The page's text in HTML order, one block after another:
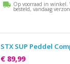
Op voorraad in winkel.
besteld, vandaag
STX SUP Peddel
€ 89,99